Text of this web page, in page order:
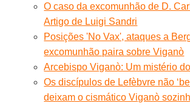
O caso da excomunhão de D.
Artigo de Luigi Sandri
Posições 'No Vax', ataques a
excomunhão paira sobre Viganò
Arcebispo Viganò: Um mistério
Os discípulos de Lefèbvre não
deixam o cismático Viganò